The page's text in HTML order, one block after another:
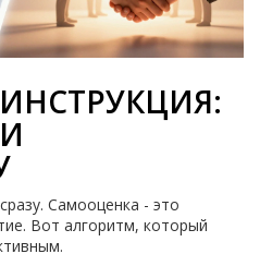
Самооценка - это
Вот алгоритм, который